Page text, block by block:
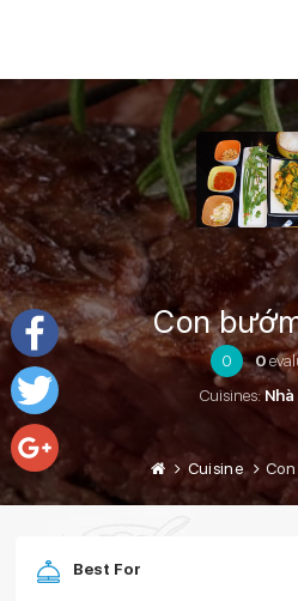
Facebook
Twitter
Google+
Con
0 0
Cuisines:Nhà
Cuisine
Best For